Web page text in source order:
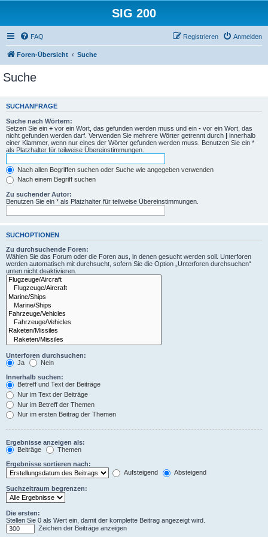
SIG 200
FAQ Anmelden
Registrieren
Foren-Übersicht Suche
Suche
SUCHANFRAGE
Suche nach Wörtern:
Setzen Sie ein + vor ein Wort, das gefunden werden muss und ein - vor ein Wort, das
nicht gefunden werden darf. Verwenden Sie mehrere Wörter getrennt durch | innerhalb
einer Klammer, wenn nur eines der Wörter gefunden werden muss. Benutzen Sie ein *
als Platzhalter für teilweise Übereinstimmungen.
Nach allen Begriffen suchen oder Suche wie angegeben verwenden
Nach einem Begriff suchen
Zu suchender Autor:
Benutzen Sie ein * als Platzhalter für teilweise Übereinstimmungen.
SUCHOPTIONEN
Zu durchsuchende Foren:
Wählen Sie das Forum oder die Foren aus, in denen gesucht werden soll. Unterforen
werden automatisch mit durchsucht, sofern Sie die Option „Unterforen durchsuchen“
unten nicht deaktivieren.
Unterforen durchsuchen:
Ja
Nein
Innerhalb suchen:
Betreff und Text der Beiträge
Nur im Text der Beiträge
Nur im Betreff der Themen
Nur im ersten Beitrag der Themen
Ergebnisse anzeigen als:
Beiträge
Themen
Ergebnisse sortieren nach:
Aufsteigend
Absteigend
Suchzeitraum begrenzen:
Die ersten:
Stellen Sie 0 als Wert ein, damit der komplette Beitrag angezeigt wird.
Zeichen der Beiträge anzeigen